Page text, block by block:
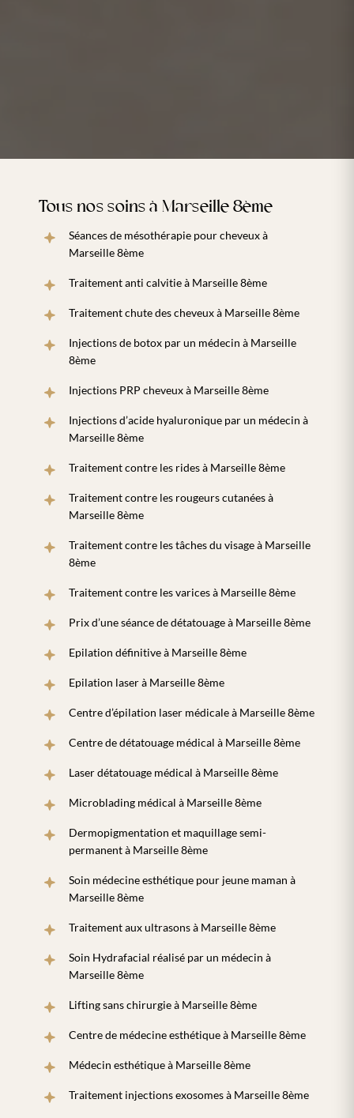
Tous nos soins à Marseille 8ème
Séances de mésothérapie pour cheveux à
Marseille 8ème
Traitement anti calvitie à Marseille 8ème
Traitement chute des cheveux à Marseille 8ème
Injections de botox par un médecin à Marseille
8ème
Injections PRP cheveux à Marseille 8ème
Injections d’acide hyaluronique par un médecin à
Marseille 8ème
Traitement contre les rides à Marseille 8ème
Traitement contre les rougeurs cutanées à
Marseille 8ème
Traitement contre les tâches du visage à Marseille
8ème
Traitement contre les varices à Marseille 8ème
Prix d’une séance de détatouage à Marseille 8ème
Epilation définitive à Marseille 8ème
Epilation laser à Marseille 8ème
Centre d’épilation laser médicale à Marseille 8ème
Centre de détatouage médical à Marseille 8ème
Laser détatouage médical à Marseille 8ème
Microblading médical à Marseille 8ème
Dermopigmentation et maquillage semi-
permanent à Marseille 8ème
Soin médecine esthétique pour jeune maman à
Marseille 8ème
Traitement aux ultrasons à Marseille 8ème
Soin Hydrafacial réalisé par un médecin à
Marseille 8ème
Lifting sans chirurgie à Marseille 8ème
Centre de médecine esthétique à Marseille 8ème
Médecin esthétique à Marseille 8ème
Traitement injections exosomes à Marseille 8ème